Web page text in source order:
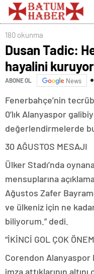
180 okunma
Dusan Tadic:
hayalini
ABONE OL News
Fenerbahçe’nin
0’lık Alanyaspor
değerlendirmelerde
30 AĞUSTOS MESAJI
Ülker Stadı’nda
mensuplarına
Ağustos Zafer
ve ülkeniz için ne
biliyorum.” dedi.
“İKİNCİ GOL ÇOK
Corendon Alanyaspor
imza attıklarının